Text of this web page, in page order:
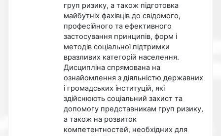
груп ризику, а також підготовка
майбутніх фахівців до свідомого,
професійного та ефективного
застосування принципів, форм і
методів соціальної підтримки
вразливих категорій населення.
Дисципліна спрямована на
ознайомлення з діяльністю державних
і громадських інституцій, які
здійснюють соціальний захист та
допомогу представникам груп ризику,
а також на розвиток
компетентностей, необхідних для